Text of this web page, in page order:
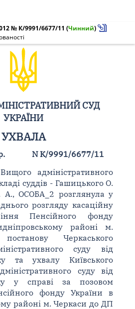
№ К/9991/6677/11 (Чинний)
СУД
УКРАЇНИ
УХВАЛА
N К/9991/6677/11
адміністративного
суддів - Гашицького О.
А., ОСОБА_2 розглянула у
розгляду касаційну
Пенсійного фонду
районі м.
Черкаського
суду від
та ухвалу Київського
суду від
у справі за позовом
фонду України в
районі м. Черкаси до ДП